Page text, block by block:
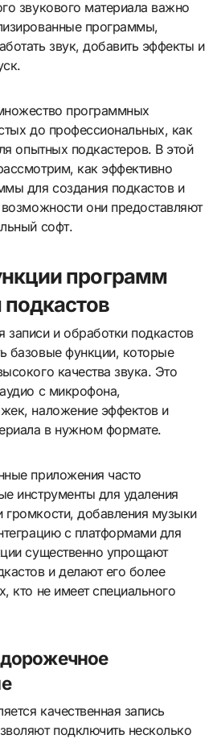
звукового материала важно
программы,
звук, добавить эффекты и
программных
до профессиональных, как
опытных подкастеров. В этой
как эффективно
для создания подкастов и
возможности они предоставляют
софт.
программ
и обработки подкастов
базовые функции, которые
качества звука. Это
с микрофона,
наложение эффектов и
в нужном формате.
приложения часто
инструменты для удаления
добавления музыки
с платформами для
существенно упрощают
и делают его более
кто не имеет специального
качественная запись
подключить несколько